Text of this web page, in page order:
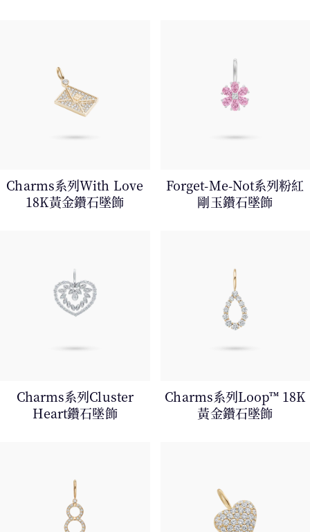
Charms系列With Love
18K黃金鑽石墜飾
Forget-Me-Not系列粉紅
剛玉鑽石墜飾
Charms系列Cluster
Heart鑽石墜飾
Charms系列Loop™ 18K
黃金鑽石墜飾